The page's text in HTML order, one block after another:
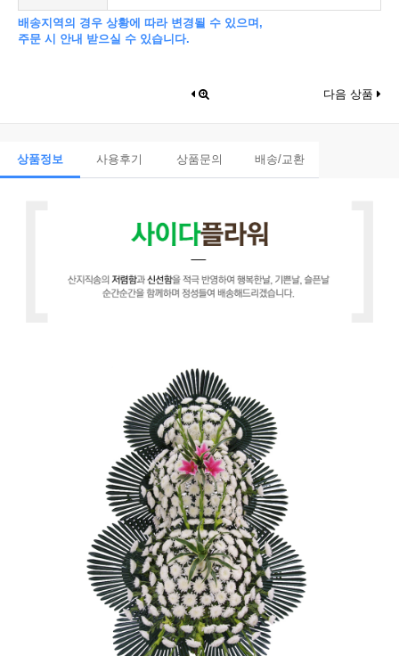
배송지역의 경우 상황에 따라 변경될 수 있으며,
주문 시 안내 받으실 수 있습니다.
다음 상품
상품정보 사용후기 상품문의 배송/교환